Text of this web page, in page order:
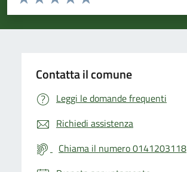
Valuta 5 stelle su 5
Valuta 4 stelle su 5
Valuta 3 stelle su 5
Valuta 2 stelle su 5
Valuta 1 stelle su 5
Contatta il comune
Leggi le domande frequenti
Richiedi assistenza
Chiama il numero 0141203118